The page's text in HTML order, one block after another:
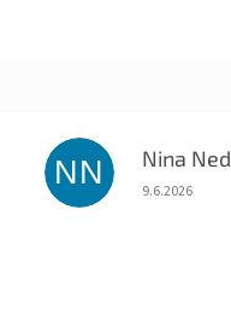
NN Nina
Hodnocení
9.6.2026